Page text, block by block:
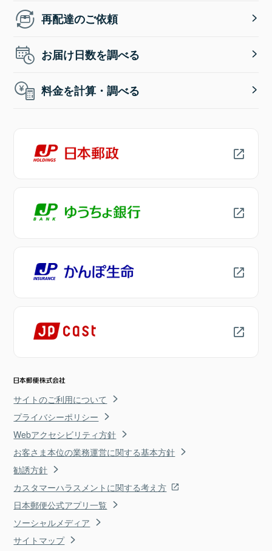
再配達のご依頼
お届け日数を調べる
料金を計算・調べる
サイトのご利用について
プライバシーポリシー
Webアクセシビリティ方針
お客さま本位の業務運営に関する基本方針
勧誘方針
カスタマーハラスメントに関する考え方
日本郵便公式アプリ一覧
ソーシャルメディア
サイトマップ